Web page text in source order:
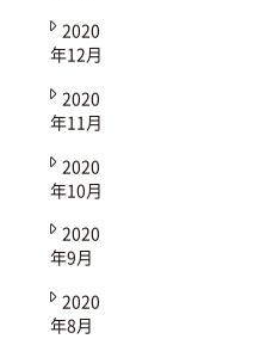
2020
年12月
2020
年11月
2020
年10月
2020
年9月
2020
年8月